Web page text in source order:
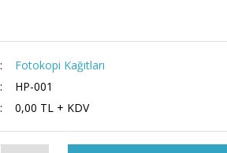
Fotokopi Kağıtları
HP-001
0,00 TL + KDV